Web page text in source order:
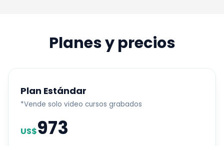
Planes y precios
Plan Estándar
*Vende solo video cursos grabados
US$973